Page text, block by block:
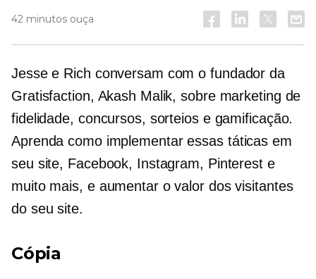
42 minutos ouça
Jesse e Rich conversam com o fundador da
Gratisfaction, Akash Malik, sobre marketing de
fidelidade, concursos, sorteios e gamificação.
Aprenda como implementar essas táticas em
seu site, Facebook, Instagram, Pinterest e
muito mais, e aumentar o valor dos visitantes
do seu site.
Cópia